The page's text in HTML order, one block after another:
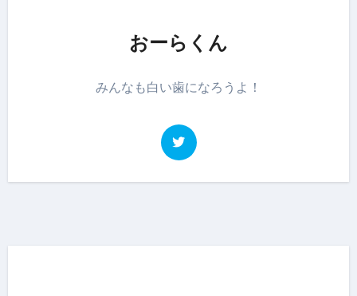
おーらくん
みんなも白い歯になろうよ！